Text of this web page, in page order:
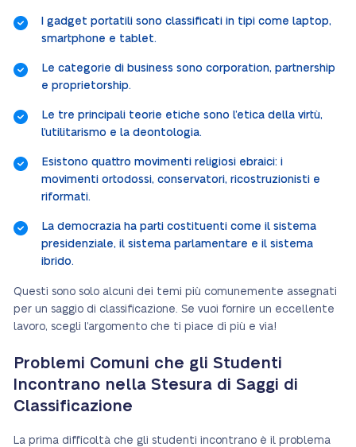
I gadget portatili sono classificati in tipi come laptop,
smartphone e tablet.
Le categorie di business sono corporation, partnership
e proprietorship.
Le tre principali teorie etiche sono l’etica della virtù,
l’utilitarismo e la deontologia.
Esistono quattro movimenti religiosi ebraici: i
movimenti ortodossi, conservatori, ricostruzionisti e
riformati.
La democrazia ha parti costituenti come il sistema
presidenziale, il sistema parlamentare e il sistema
ibrido.
Questi sono solo alcuni dei temi più comunemente assegnati
per un saggio di classificazione. Se vuoi fornire un eccellente
lavoro, scegli l’argomento che ti piace di più e via!
Problemi Comuni che gli Studenti
Incontrano nella Stesura di Saggi di
Classificazione
La prima difficoltà che gli studenti incontrano è il problema